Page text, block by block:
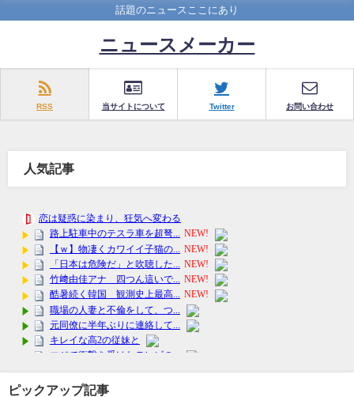
話題のニュースここにあり
ニュースメーカー
RSS 当サイトについて Twitter お問い合わせ
人気記事
ピックアップ記事